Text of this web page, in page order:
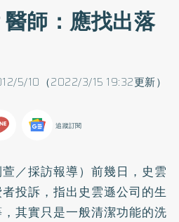
師：應找出落
5/10（2022/3/15 19:32更新）
追蹤訂閱
萱／採訪報導）前幾日，史雲
投訴，指出史雲遜公司的生
其實只是一般清潔功能的洗